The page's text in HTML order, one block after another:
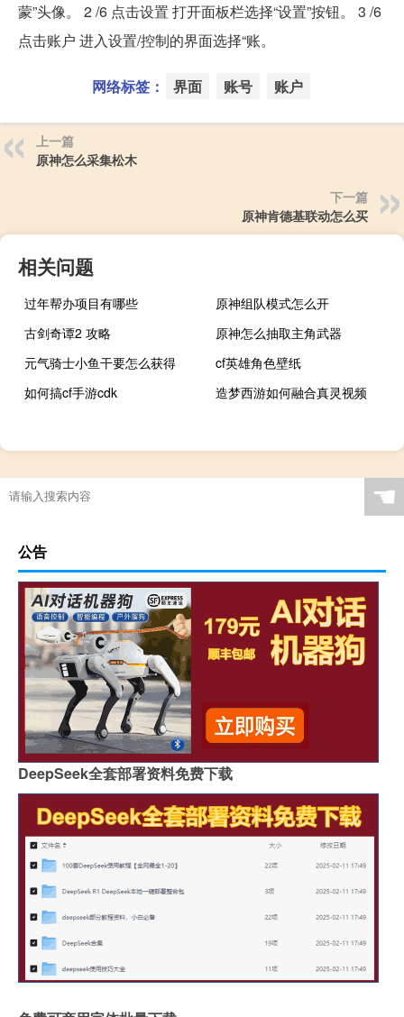
蒙”头像。 2 /6 点击设置 打开面板栏选择“设置”按钮。 3 /6
点击账户 进入设置/控制的界面选择“账。
网络标签： 界面 账号 账户
上一篇
原神怎么采集松木
下一篇
原神肯德基联动怎么买
相关问题
过年帮办项目有哪些
原神组队模式怎么开
古剑奇谭2 攻略
原神怎么抽取主角武器
元气骑士小鱼干要怎么获得
cf英雄角色壁纸
如何搞cf手游cdk
造梦西游如何融合真灵视频
☚
公告
DeepSeek全套部署资料免费下载